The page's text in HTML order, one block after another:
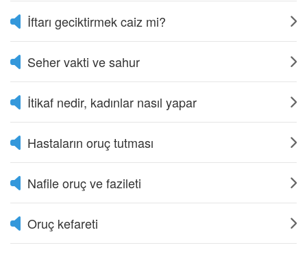
İftarı geciktirmek caiz mi?
Seher vakti ve sahur
İtikaf nedir, kadınlar nasıl yapar
Hastaların oruç tutması
Nafile oruç ve fazileti
Oruç kefareti